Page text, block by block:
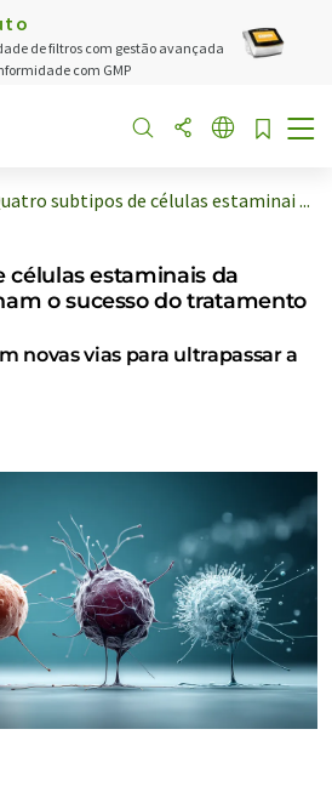
de filtros com gestão avançada
com GMP
subtipos de células estaminai ...
células estaminais da
o sucesso do tratamento
novas vias para ultrapassar a